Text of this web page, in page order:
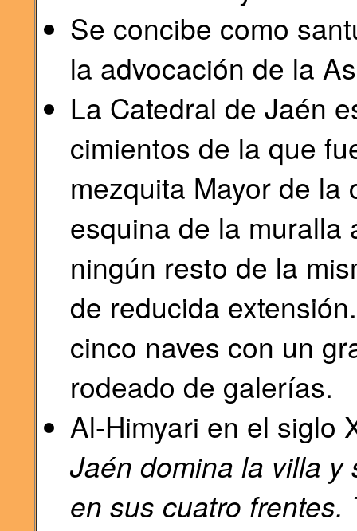
Se concibe como
la advocación de la
La Catedral de Jaén
cimientos de la que
mezquita Mayor de
esquina de la muralla
ningún resto de la
de reducida
cinco naves con un
rodeado de galerías.
Al-Himyari en el siglo
Jaén domina la villa
en sus cuatro